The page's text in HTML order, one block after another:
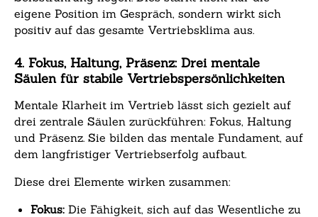
eigene Position im Gespräch, sondern wirkt sich
positiv auf das gesamte Vertriebsklima aus.
4. Fokus, Haltung, Präsenz: Drei mentale
Säulen für stabile Vertriebspersönlichkeiten
Mentale Klarheit im Vertrieb lässt sich gezielt auf
drei zentrale Säulen zurückführen: Fokus, Haltung
und Präsenz. Sie bilden das mentale Fundament, auf
dem langfristiger Vertriebserfolg aufbaut.
Diese drei Elemente wirken zusammen:
Fokus: Die Fähigkeit, sich auf das Wesentliche zu